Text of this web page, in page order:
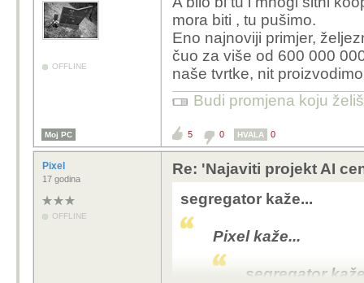
nekom daleko
ekoloških i svake
Da ponovimo, ne rad
ulaganje u
druge investicije i
Ali stavimo tih 200
projekt, sto mislis
napravi, na to sam
za mnoge pratece
OFFLINE
mora biti , tu pušimo.
Eno najnoviji primjer,
čuo za više od 600 000
naše tvrtke, nit
Budi promjena koju
Moj PC 5 0 HVALA 0
Pixel
17 godina
OFFLINE
Re: 'Najaviti projekt AI
segregator kaže...
Pixel kaže...
segregator